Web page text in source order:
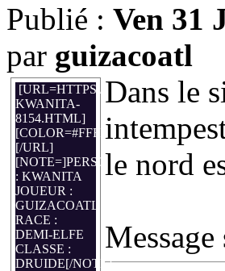
Publié : Ven 31
par guizacoatl
[URL=HTTPS://
KWANITA-
8154.HTML]
[COLOR=#FFFFFF]KWANITA[/
[/URL]
[NOTE=]PERSO
: KWANITA
JOUEUR :
GUIZACOATL
RACE :
DEMI-ELFE
CLASSE :
DRUIDE[/NOTE]
Dans le
le nord